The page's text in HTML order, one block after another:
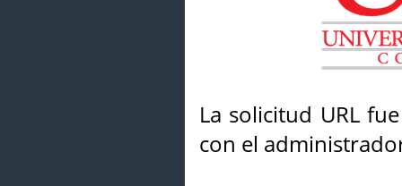
La solicitud URL
con el